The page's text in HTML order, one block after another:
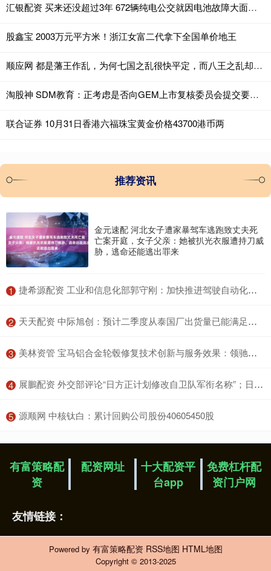
汇银配资 买来还没超过3年 672辆纯电公交就因电池故障大面积停运！东莞最大公交公司起诉卖家
股鑫宝 2003万元平方米！浙江女富二代拿下全国单价地王
顺应网 都是藩王作乱，为何七国之乱很快平定，而八王之乱却持续15年？
淘股神 SDM教育：正考虑是否向GEM上市复核委员会提交要求就除牌决定进行进一步复核
联合证券 10月31日香港六福珠宝黄金价格43700港币两
推荐资讯
金元速配 河北女子遭家暴驾车逃跑致丈夫死
亡案开庭，女子父亲：她被扒光衣服遭持刀威
胁，逃命还能逃出罪来
1 ​捷希源配资 工业和信息化部郭守刚：加快推进驾驶自动化、碰撞安全等重点标准研制
2 ​天天配资 中际旭创：预计二季度从泰国厂出货量已能满足北美客户订单需求
3 ​美林资管 宝马铝合金轮毂修复技术创新与服务效果：领驰引领行业服务标准
4 ​展鵬配资 外交部评论“日方正计划修改自卫队军衔名称”；日本股市三连跌！ 风控日报
5 ​源顺网 中核钛白：累计回购公司股份40605450股
有富策略配
资
配资网址
十大配资平
台app
免费杠杆配
资门户网
友情链接：
Powered by 有富策略配资 RSS地图 HTML地图
Copyright © 2013-2025